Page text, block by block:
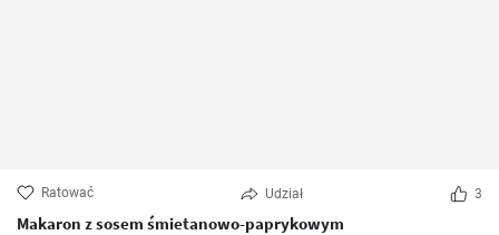
Ratować Udział 3
Makaron z sosem śmietanowo-paprykowym